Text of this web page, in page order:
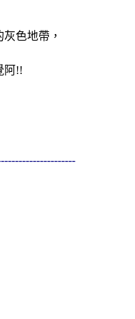
色地帶，
阿!!